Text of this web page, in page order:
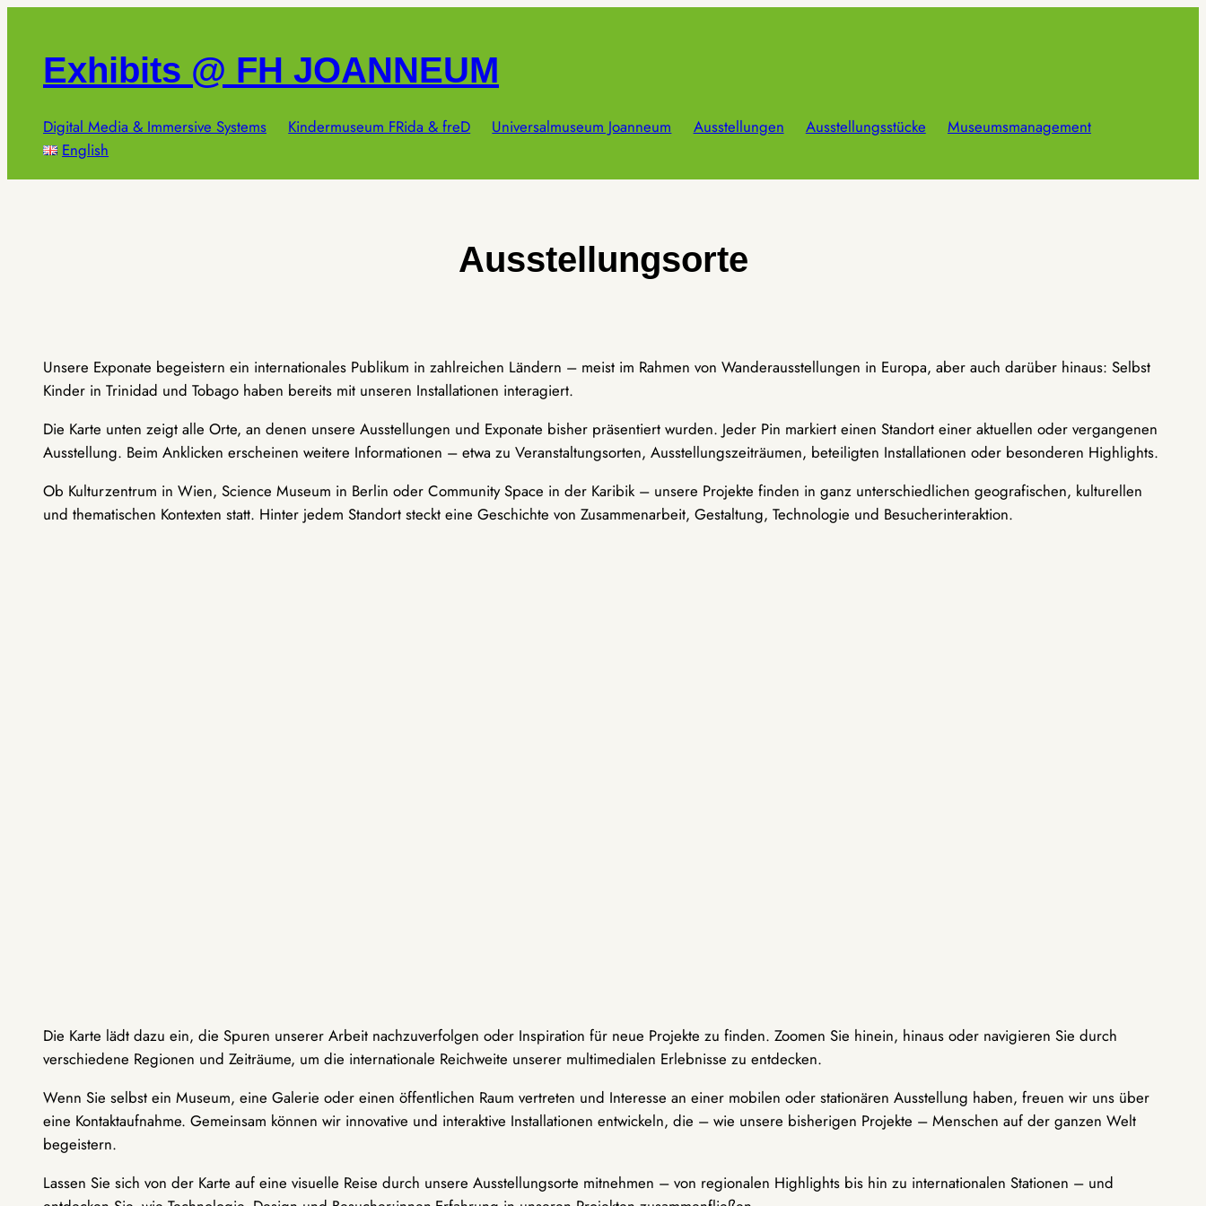
springenExhibits @ FH JOANNEUM
Digital Media & Immersive Systems Kindermuseum FRida & freD Universalmuseum Joanneum Ausstellungen Ausstellungsstücke
Museumsmanagement
English
Ausstellungsorte
Unsere Exponate begeistern ein internationales Publikum in zahlreichen Ländern – meist im Rahmen von Wanderausstellungen in Europa, aber auch darüber hinaus: Selbst
Kinder in Trinidad und Tobago haben bereits mit unseren Installationen interagiert.
Die Karte unten zeigt alle Orte, an denen unsere Ausstellungen und Exponate bisher präsentiert wurden. Jeder Pin markiert einen Standort einer aktuellen oder vergangenen
Ausstellung. Beim Anklicken erscheinen weitere Informationen – etwa zu Veranstaltungsorten, Ausstellungszeiträumen, beteiligten Installationen oder besonderen Highlights.
Ob Kulturzentrum in Wien, Science Museum in Berlin oder Community Space in der Karibik – unsere Projekte finden in ganz unterschiedlichen geografischen, kulturellen
und thematischen Kontexten statt. Hinter jedem Standort steckt eine Geschichte von Zusammenarbeit, Gestaltung, Technologie und Besucherinteraktion.
Die Karte lädt dazu ein, die Spuren unserer Arbeit nachzuverfolgen oder Inspiration für neue Projekte zu finden. Zoomen Sie hinein, hinaus oder navigieren Sie durch
verschiedene Regionen und Zeiträume, um die internationale Reichweite unserer multimedialen Erlebnisse zu entdecken.
Wenn Sie selbst ein Museum, eine Galerie oder einen öffentlichen Raum vertreten und Interesse an einer mobilen oder stationären Ausstellung haben, freuen wir uns über
eine Kontaktaufnahme. Gemeinsam können wir innovative und interaktive Installationen entwickeln, die – wie unsere bisherigen Projekte – Menschen auf der ganzen Welt
begeistern.
Lassen Sie sich von der Karte auf eine visuelle Reise durch unsere Ausstellungsorte mitnehmen – von regionalen Highlights bis hin zu internationalen Stationen – und